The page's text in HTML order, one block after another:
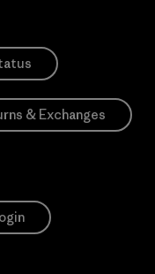
& Exchanges